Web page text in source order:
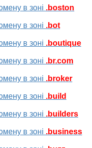
в зоні .boston
в зоні .bot
в зоні .boutique
в зоні .br.com
в зоні .broker
в зоні .build
в зоні .builders
в зоні .business